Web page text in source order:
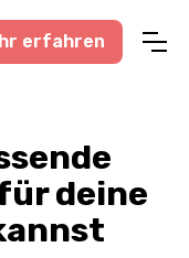
erfahren
deine